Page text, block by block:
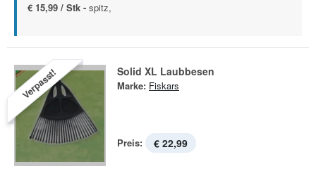
€ 15,99 / Stk - spitz,
Verpasst! Solid XL Laubbesen
Marke: Fiskars
Preis: € 22,99